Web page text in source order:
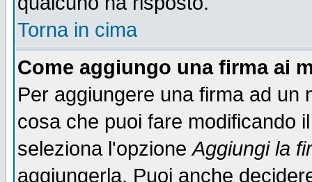
Torna in cima
Come aggiungo una firma ai
Per aggiungere una firma ad un
cosa che puoi fare modificando
seleziona l'opzioneAggiungi la
aggiungerla. Puoi anche